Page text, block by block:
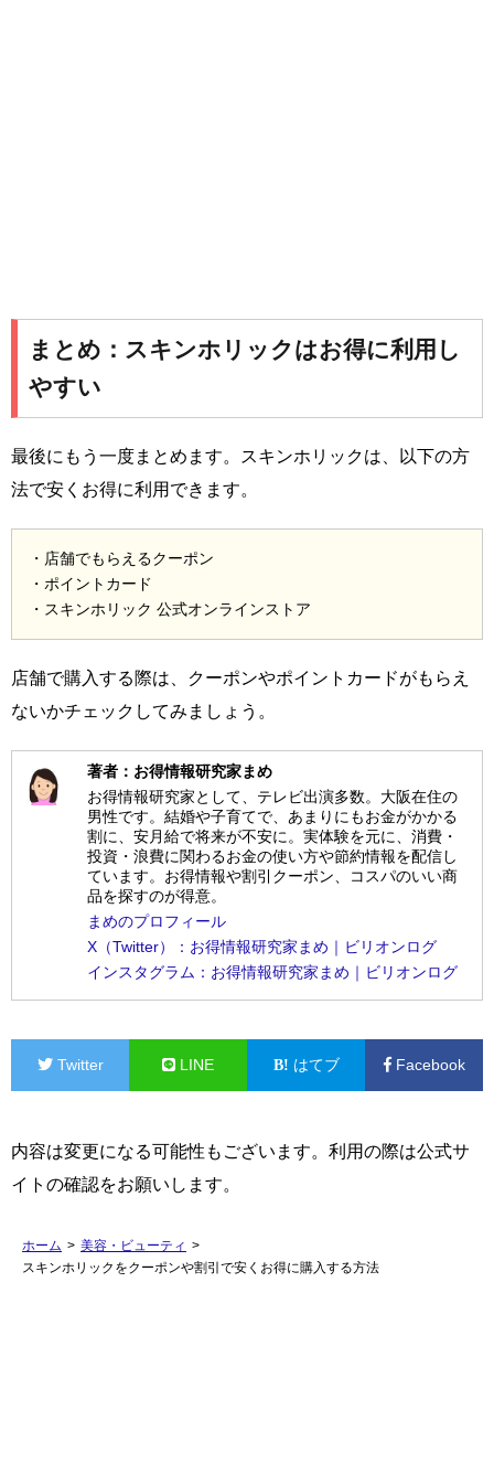
まとめ：スキンホリックはお得に利用し
やすい
最後にもう一度まとめます。スキンホリックは、以下の方
法で安くお得に利用できます。
・店舗でもらえるクーポン
・ポイントカード
・スキンホリック 公式オンラインストア
店舗で購入する際は、クーポンやポイントカードがもらえ
ないかチェックしてみましょう。
著者：お得情報研究家まめ
お得情報研究家として、テレビ出演多数。大阪在住の
男性です。結婚や子育てで、あまりにもお金がかかる
割に、安月給で将来が不安に。実体験を元に、消費・
投資・浪費に関わるお金の使い方や節約情報を配信し
ています。お得情報や割引クーポン、コスパのいい商
品を探すのが得意。
まめのプロフィール
X（Twitter）：お得情報研究家まめ｜ビリオンログ
インスタグラム：お得情報研究家まめ｜ビリオンログ
Twitter LINE はてブ Facebook
内容は変更になる可能性もございます。利用の際は公式サ
イトの確認をお願いします。
ホーム > 美容・ビューティ >
スキンホリックをクーポンや割引で安くお得に購入する方法